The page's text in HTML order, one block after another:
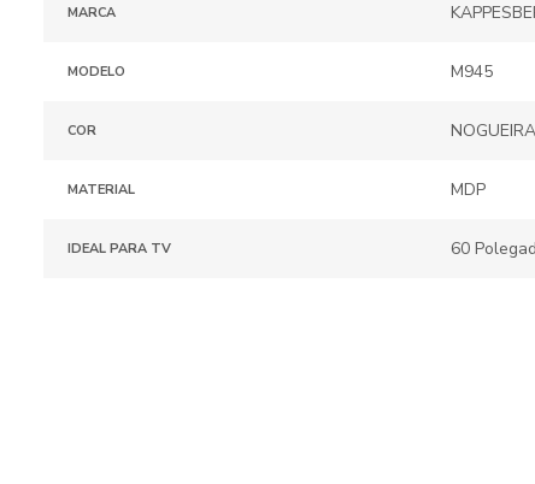
MARCA
MODELO M945
COR
MATERIAL MDP
IDEAL PARA TV 60